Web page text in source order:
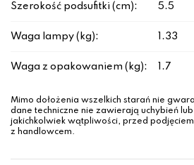
Szerokość podsufitki (cm): 5.5
Waga lampy (kg): 1.33
Waga z opakowaniem (kg): 1.7
Mimo dołożenia wszelkich starań nie
dane techniczne nie zawierają uchybień
jakichkolwiek wątpliwości, przed
z handlowcem.